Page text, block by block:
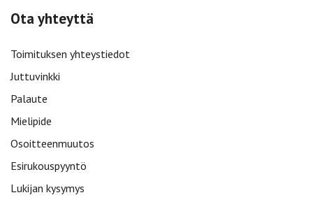
Ota yhteyttä
Toimituksen yhteystiedot
Juttuvinkki
Palaute
Mielipide
Osoitteenmuutos
Esirukouspyyntö
Lukijan kysymys